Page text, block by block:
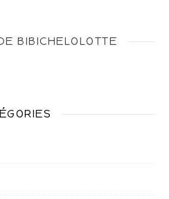
BIBICHELOLOTTE